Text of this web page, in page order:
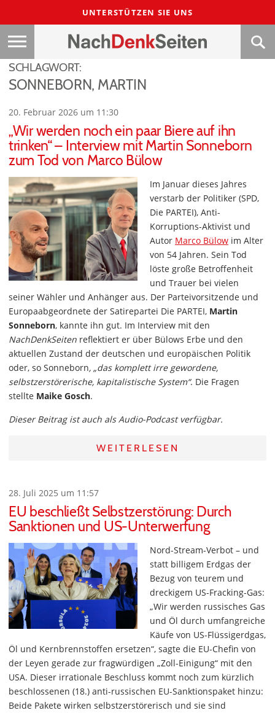
UNTERSTÜTZEN SIE UNS
SCHLAGWORT:
SONNEBORN, MARTIN
20. Februar 2026 um 11:30
„Wir werden noch ein paar Biere auf ihn
trinken“ – Interview mit Martin Sonneborn
zum Tod von Marco Bülow
Im Januar dieses Jahres
verstarb der Politiker (SPD,
Die PARTEI), Anti-
Korruptions-Aktivist und
Autor Marco Bülow im Alter
von 54 Jahren. Sein Tod
löste große Betroffenheit
und Trauer bei vielen
seiner Wähler und Anhänger aus. Der Parteivorsitzende und
Europaabgeordnete der Satirepartei Die PARTEI, Martin
Sonneborn, kannte ihn gut. Im Interview mit den
NachDenkSeiten reflektiert er über Bülows Erbe und den
aktuellen Zustand der deutschen und europäischen Politik
oder, so Sonneborn, „das komplett irre gewordene,
selbstzerstörerische, kapitalistische System“. Die Fragen
stellte Maike Gosch.
Dieser Beitrag ist auch als Audio-Podcast verfügbar.
WEITERLESEN
28. Juli 2025 um 11:57
EU beschließt Selbstzerstörung: Durch
Sanktionen und US-Unterwerfung
Nord-Stream-Verbot – und
statt billigem Erdgas der
Bezug von teurem und
dreckigem US-Fracking-Gas:
„Wir werden russisches Gas
und Öl durch umfangreiche
Käufe von US-Flüssigerdgas,
Öl und Kernbrennstoffen ersetzen“, sagte die EU-Chefin von
der Leyen gerade zur fragwürdigen „Zoll-Einigung“ mit den
USA. Dieser irrationale Beschluss kommt noch zum kürzlich
beschlossenen (18.) anti-russischen EU-Sanktionspaket hinzu:
Beide Pakete wirken selbstzerstörerisch und sie sind